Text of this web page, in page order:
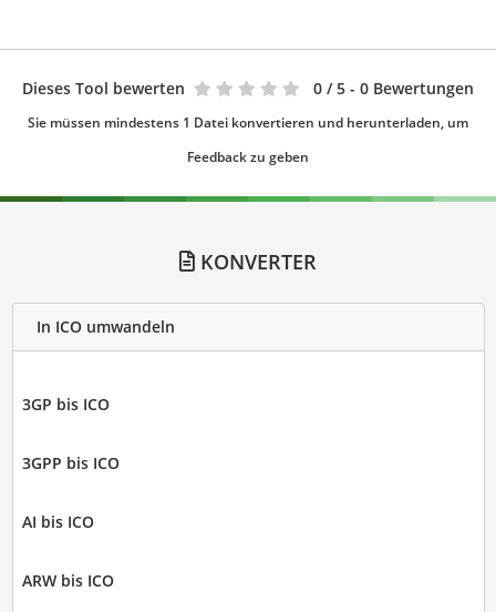
Dieses Tool bewerten 0 / 5 - 0 Bewertungen
Sie müssen mindestens 1 Datei konvertieren und herunterladen, um
Feedback zu geben
KONVERTER
In ICO umwandeln
3GP bis ICO
3GPP bis ICO
AI bis ICO
ARW bis ICO